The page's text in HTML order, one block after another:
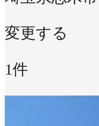
変更する
1件